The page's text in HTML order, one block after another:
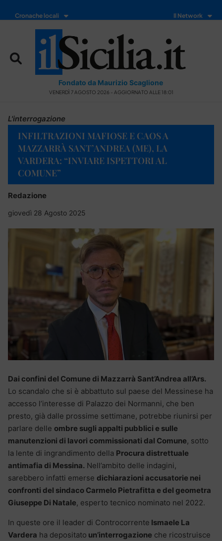
Cronache locali Il Network
Fondato da Maurizio Scaglione
VENERDÌ 7 AGOSTO 2026 - AGGIORNATO ALLE 18:01
L'interrogazione
INFILTRAZIONI MAFIOSE E CAOS A
MAZZARRÀ SANT’ANDREA (ME), LA
VARDERA: “INVIARE ISPETTORI AL
COMUNE”
Redazione
giovedì 28 Agosto 2025
Dai confini del Comune di Mazzarrà Sant’Andrea all’Ars.
Lo scandalo che si è abbattuto sul paese del Messinese ha
accesso l’interesse di Palazzo dei Normanni, che ben
presto, già dalle prossime settimane, potrebbe riunirsi per
parlare delle ombre sugli appalti pubblici e sulle
manutenzioni di lavori commissionati dal Comune, sotto
la lente di ingrandimento della Procura distrettuale
antimafia di Messina. Nell’ambito delle indagini,
sarebbero infatti emerse dichiarazioni accusatorie nei
confronti del sindaco Carmelo Pietrafitta e del geometra
Giuseppe Di Natale, esperto tecnico nominato nel 2022.
In queste ore il leader di Controcorrente Ismaele La
Vardera ha depositato un’interrogazione che ricostruisce